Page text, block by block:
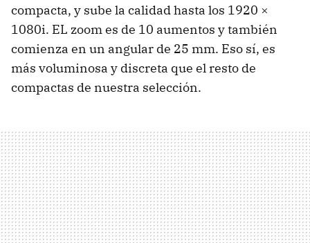
compacta, y sube la calidad hasta los 1920 ×
1080i. EL zoom es de 10 aumentos y también
comienza en un angular de 25 mm. Eso sí, es
más voluminosa y discreta que el resto de
compactas de nuestra selección.